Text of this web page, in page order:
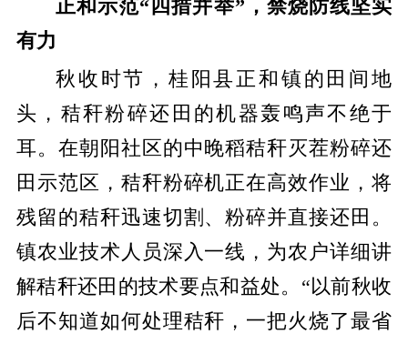
正和示范“四措并举”，禁烧防线坚实
有力
秋收时节，桂阳县正和镇的田间地
头，秸秆粉碎还田的机器轰鸣声不绝于
耳。在朝阳社区的中晚稻秸秆灭茬粉碎还
田示范区，秸秆粉碎机正在高效作业，将
残留的秸秆迅速切割、粉碎并直接还田。
镇农业技术人员深入一线，为农户详细讲
解秸秆还田的技术要点和益处。“以前秋收
后不知道如何处理秸秆，一把火烧了最省